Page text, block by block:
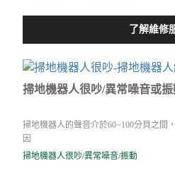
了解維修
掃地機器人很吵/異常噪音或
掃地機器人的聲音介於60~100分貝之間
因
掃地機器人很吵/異常噪音/振動